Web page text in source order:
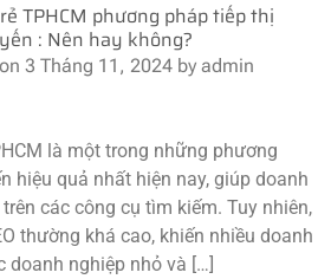
TPHCM phương pháp tiếp thị
: Nên hay không?
3 Tháng 11, 2024by admin
là một trong những phương
hiệu quả nhất hiện nay, giúp doanh
các công cụ tìm kiếm. Tuy nhiên,
thường khá cao, khiến nhiều doanh
doanh nghiệp nhỏ và […]